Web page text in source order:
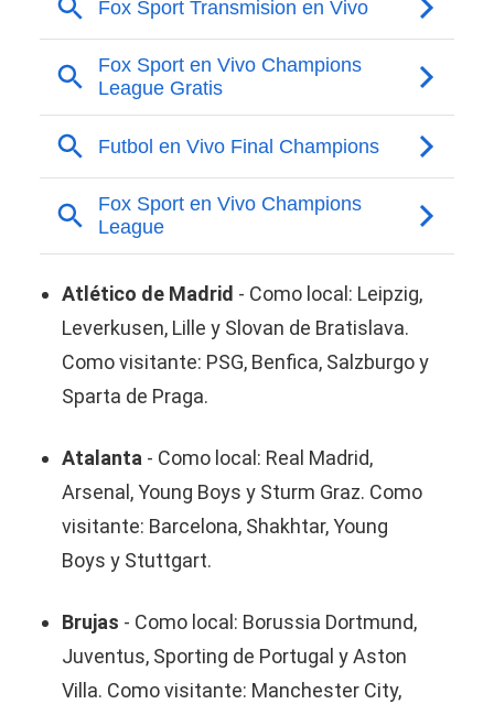
Atlético de Madrid - Como local: Leipzig,
Leverkusen, Lille y Slovan de Bratislava.
Como visitante: PSG, Benfica, Salzburgo y
Sparta de Praga.
Atalanta - Como local: Real Madrid,
Arsenal, Young Boys y Sturm Graz. Como
visitante: Barcelona, Shakhtar, Young
Boys y Stuttgart.
Brujas - Como local: Borussia Dortmund,
Juventus, Sporting de Portugal y Aston
Villa. Como visitante: Manchester City,